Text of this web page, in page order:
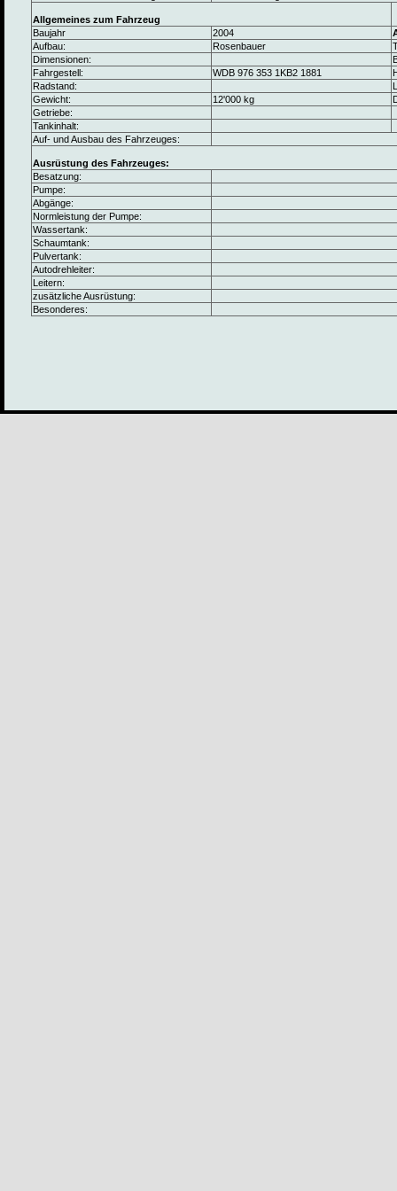
Allgemeines zum Fahrzeug
Baujahr
2004
Aufbau:
Rosenbauer
Dimensionen:
Fahrgestell:
WDB 976 353 1KB2 1881
Radstand:
Gewicht:
12'000 kg
Getriebe:
Tankinhalt:
Auf- und Ausbau des Fahrzeuges:
Ausrüstung des Fahrzeuges:
Besatzung:
Pumpe:
Abgänge:
Normleistung der Pumpe:
Wassertank:
Schaumtank:
Pulvertank:
Autodrehleiter:
Leitern:
zusätzliche Ausrüstung:
Besonderes: